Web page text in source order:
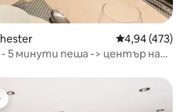
Средна
4,94 (473)
минути пеша -> център на
на гостите